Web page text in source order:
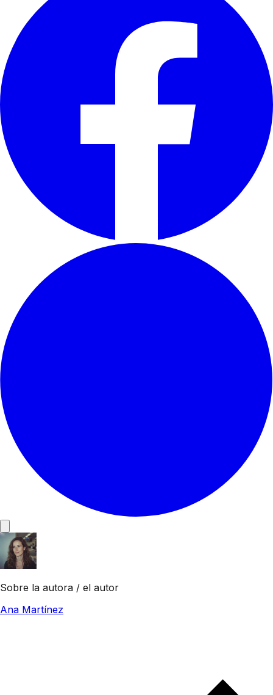
Sobre la autora / el autor
Ana Martínez